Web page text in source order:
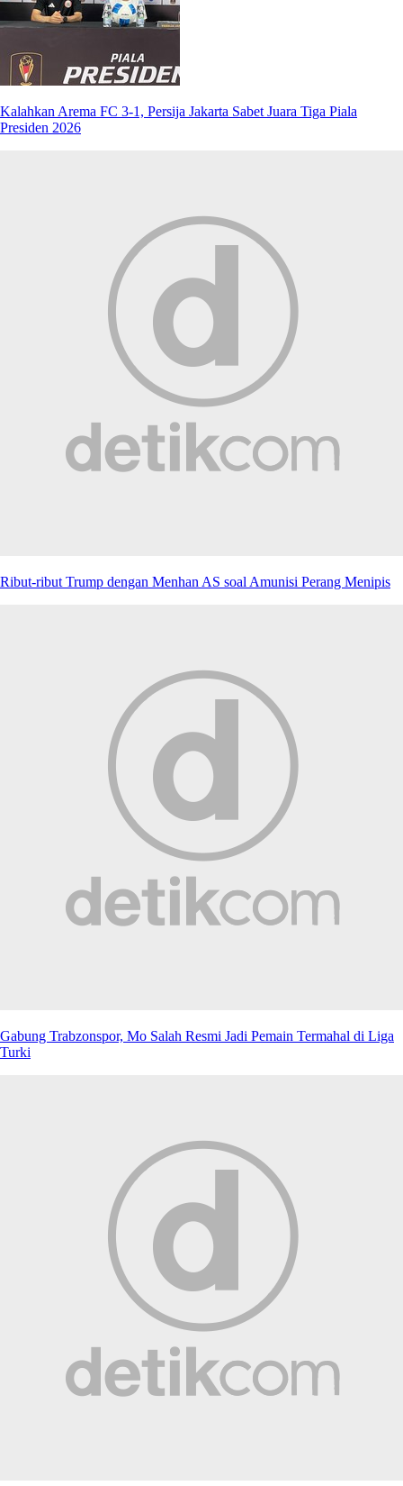
Kalahkan Arema FC 3-1, Persija Jakarta Sabet Juara Tiga Piala
Presiden 2026
Ribut-ribut Trump dengan Menhan AS soal Amunisi Perang Menipis
Gabung Trabzonspor, Mo Salah Resmi Jadi Pemain Termahal di Liga
Turki